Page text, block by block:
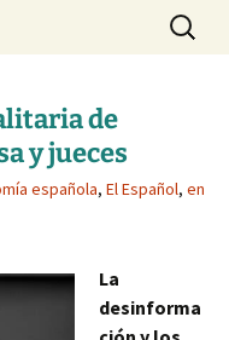
Buscar:
de
y jueces
española, El Español, en
La
desinforma